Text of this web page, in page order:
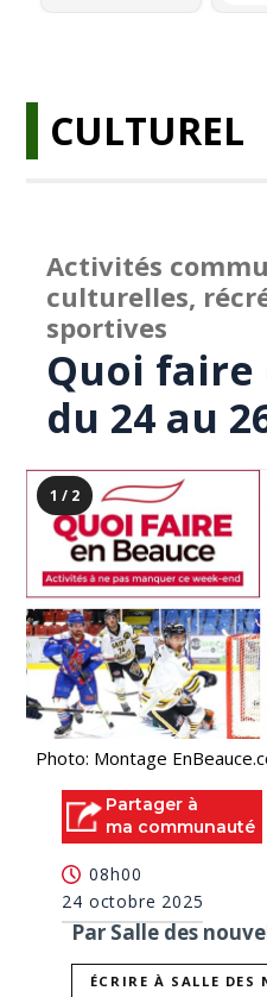
CULTUREL
Activités
culturelles,
sportives
Quoi faire
du 24 au
1 / 2
Photo: Montage
Partager à
ma communauté
08h00
24 octobre 2025
Par Salle des
ÉCRIRE À SALLE DES